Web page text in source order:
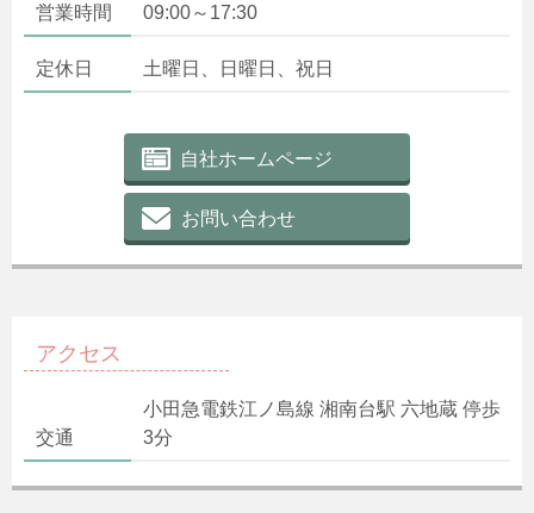
営業時間 09:00～17:30
定休日 土曜日、日曜日、祝日
自社ホームページ
お問い合わせ
アクセス
交通
小田急電鉄江ノ島線 湘南台駅 六地蔵 停歩
3分